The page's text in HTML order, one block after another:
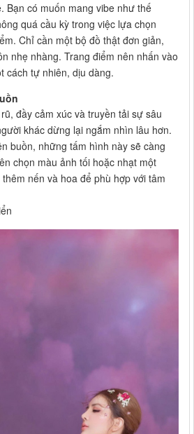
Bạn có muốn mang vibe như thế
quá cầu kỳ trong việc lựa chọn
Chỉ cần một bộ đồ thật đơn giản,
nhẹ nhàng. Trang điểm nên nhấn vào
cách tự nhiên, dịu dàng.
đầy cảm xúc và truyền tải sự sâu
khác dừng lại ngắm nhìn lâu hơn.
buồn, những tấm hình này sẽ càng
chọn màu ảnh tối hoặc nhạt một
nến và hoa để phù hợp với tâm